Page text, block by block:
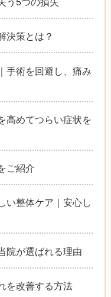
決策とは？
手術を回避し、痛み
高めてつらい症状を
ご紹介
い整体ケア｜安心し
院が選ばれる理由
を改善する方法